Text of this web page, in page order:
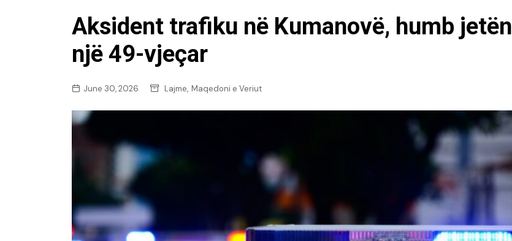
KOSOVË
SHQIPËRI
BOTË
BOTA NE FOKUS
GJURMË
INTERVISTA EMISION
KONAKU
KU E KISHIM FJALEN
LIGJERATE FETARE
PARADITE ME NE
Aksident trafiku në Kumanovë, humb jetën
një 49-vjeçar
June 30, 2026 Lajme, Maqedoni e Veriut